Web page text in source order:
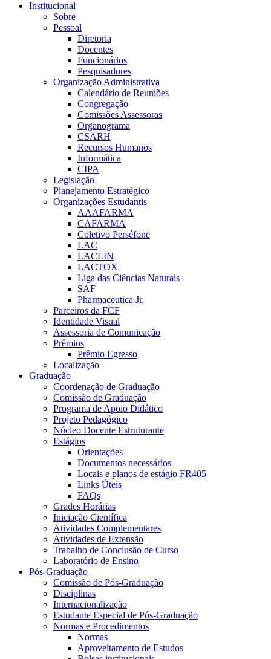
Institucional
Sobre
Pessoal
Diretoria
Docentes
Funcionários
Pesquisadores
Organização Administrativa
Calendário de Reuniões
Congregação
Comissões Assessoras
Organograma
CSARH
Recursos Humanos
Informática
CIPA
Legislação
Planejamento Estratégico
Organizações Estudantis
AAAFARMA
CAFARMA
Coletivo Perséfone
LAC
LACLIN
LACTOX
Liga das Ciências Naturais
SAF
Pharmaceutica Jr.
Parceiros da FCF
Identidade Visual
Assessoria de Comunicação
Prêmios
Prêmio Egresso
Localização
Graduação
Coordenação de Graduação
Comissão de Graduação
Programa de Apoio Didático
Projeto Pedagógico
Núcleo Docente Estruturante
Estágios
Orientações
Documentos necessários
Locais e planos de estágio FR405
Links Úteis
FAQs
Grades Horárias
Iniciação Científica
Atividades Complementares
Atividades de Extensão
Trabalho de Conclusão de Curso
Laboratório de Ensino
Pós-Graduação
Comissão de Pós-Graduação
Disciplinas
Internacionalização
Estudante Especial de Pós-Graduação
Normas e Procedimentos
Normas
Aproveitamento de Estudos